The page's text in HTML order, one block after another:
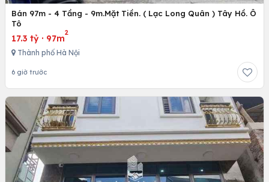
Bán 97m - 4 Tầng - 9m.Mặt Tiền. ( Lạc Long Quân ) Tây Hồ. Ô
Tô
17.3 tỷ · 97m
2
Thành phố Hà Nội
6 giờ trước